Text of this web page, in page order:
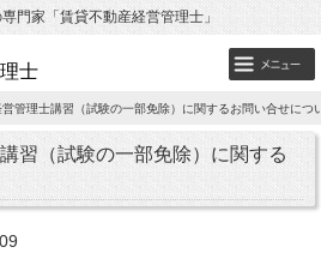
門家「賃貸不動産経営管理士」
士
管理士講習（試験の一部免除）に関するお問い合せにつ
習（試験の一部免除）に関する